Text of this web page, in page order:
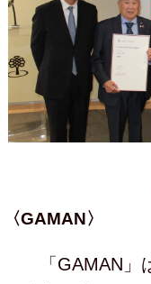
〈GAMAN〉
「GAMAN